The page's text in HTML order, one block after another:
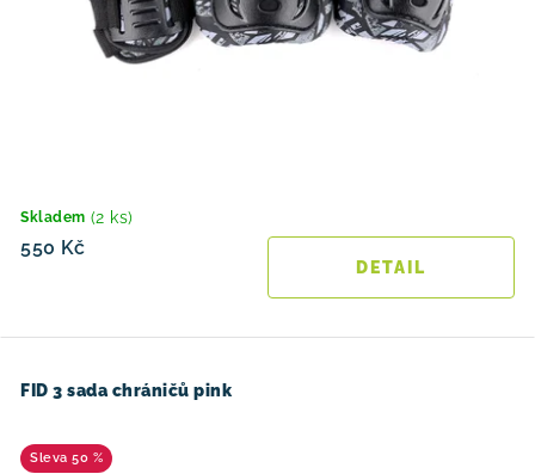
Skladem (2 ks)
550 Kč
FID 3 sada chráničů pink
50 %